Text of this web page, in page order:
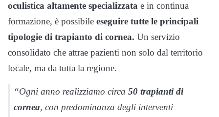
oculistica altamente specializzata e in continua
formazione, è possibile eseguire tutte le principali
tipologie di trapianto di cornea. Un servizio
consolidato che attrae pazienti non solo dal territorio
locale, ma da tutta la regione.
“Ogni anno realizziamo circa 50 trapianti di
cornea, con predominanza degli interventi